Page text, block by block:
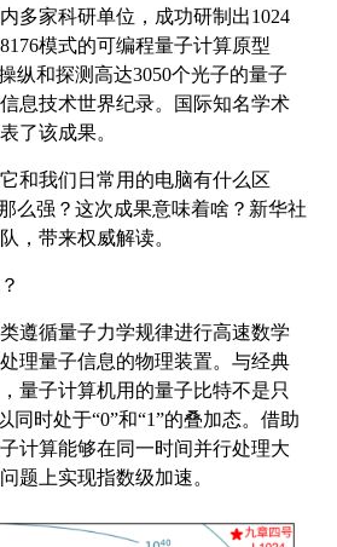
多家科研单位，成功研制出1024
模式的可编程量子计算原型
纵和探测高达3050个光子的量子
息技术世界纪录。国际知名学术
了该成果。
和我们日常用的电脑有什么区
么强？这次成果意味着啥？新华社
，带来权威解读。
遵循量子力学规律进行高速数学
理量子信息的物理装置。与经典
量子计算机用的量子比特不是只
同时处于“0”和“1”的叠加态。借助
计算能够在同一时间并行处理大
题上实现指数级加速。